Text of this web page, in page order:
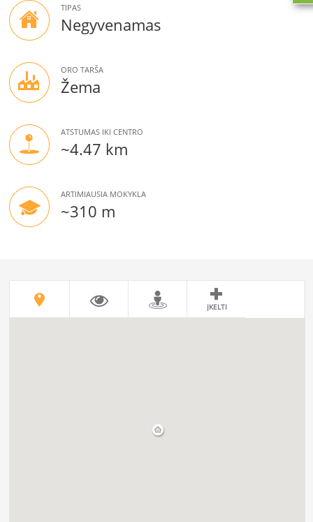
TIPAS
Negyvenamas
ORO TARŠA
Žema
ATSTUMAS IKI CENTRO
~4.47 km
ARTIMIAUSIA MOKYKLA
~310 m
ĮKELTI